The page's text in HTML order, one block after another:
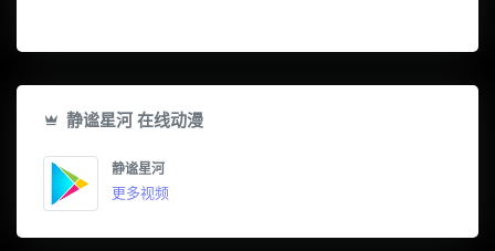
静谧星河 在线动漫
静谧星河
更多视频